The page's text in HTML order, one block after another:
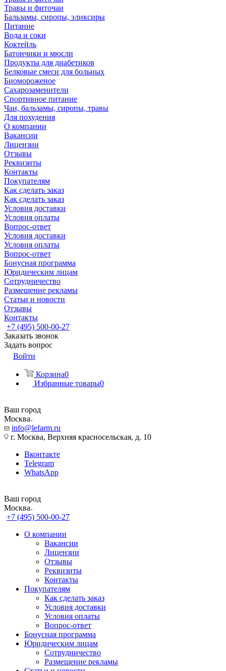
Травы и фиточаи
Бальзамы, сиропы, эликсиры
Питание
Вода и соки
Коктейль
Батончики и мюсли
Продукты для диабетиков
Белковые смеси для больных
Биомороженое
Сахарозаменители
Спортивное питание
Чаи, бальзамы, сиропы, травы
Для похудения
О компании
Вакансии
Лицензии
Отзывы
Реквизиты
Контакты
Покупателям
Как сделать заказ
Как сделать заказ
Условия доставки
Условия оплаты
Вопрос-ответ
Условия доставки
Условия оплаты
Вопрос-ответ
Бонусная программа
Юридическим лицам
Сотрудничество
Размещение рекламы
Статьи и новости
Отзывы
Контакты
+7 (495) 500-00-27
Заказать звонок
Задать вопрос
Войти
Корзина0
Избранные товары0
Ваш город
Москва
info@lefarm.ru
г. Москва, Верхняя красносельская, д. 10
Вконтакте
Telegram
WhatsApp
Ваш город
Москва
+7 (495) 500-00-27
О компании
Вакансии
Лицензии
Отзывы
Реквизиты
Контакты
Покупателям
Как сделать заказ
Условия доставки
Условия оплаты
Вопрос-ответ
Бонусная программа
Юридическим лицам
Сотрудничество
Размещение рекламы